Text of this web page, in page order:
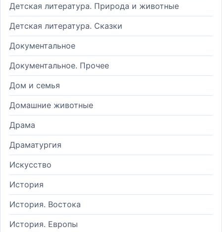
Детская литература. Природа и животные
Детская литература. Сказки
Документальное
Документальное. Прочее
Дом и семья
Домашние животные
Драма
Драматургия
Искусство
История
История. Востока
История. Европы